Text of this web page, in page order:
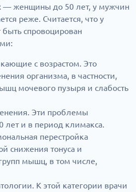
— женщины до 50 лет, у мужчин
реже. Считается, что у
спровоцирован
с возрастом. Это
организма, в частности,
мочевого пузыря и слабость
Эти проблемы
лет и в период климакса.
перестройка
снижения тонуса и
мышц, в том числе,
К этой категории врачи